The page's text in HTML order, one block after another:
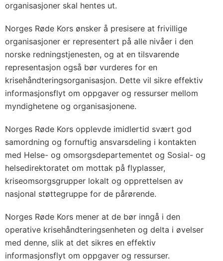
organisasjoner skal hentes ut.
Norges Røde Kors ønsker å presisere at frivillige
organisasjoner er representert på alle nivåer i den
norske redningstjenesten, og at en tilsvarende
representasjon også bør vurderes for en
krisehåndteringsorganisasjon. Dette vil sikre effektiv
informasjonsflyt om oppgaver og ressurser mellom
myndighetene og organisasjonene.
Norges Røde Kors opplevde imidlertid svært god
samordning og fornuftig ansvarsdeling i kontakten
med Helse- og omsorgsdepartementet og Sosial- og
helsedirektoratet om mottak på flyplasser,
kriseomsorgsgrupper lokalt og opprettelsen av
nasjonal støttegruppe for de pårørende.
Norges Røde Kors mener at de bør inngå i den
operative krisehåndteringsenheten og delta i øvelser
med denne, slik at det sikres en effektiv
informasjonsflyt om oppgaver og ressurser.